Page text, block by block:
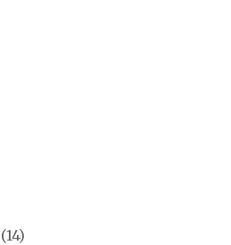
(14)